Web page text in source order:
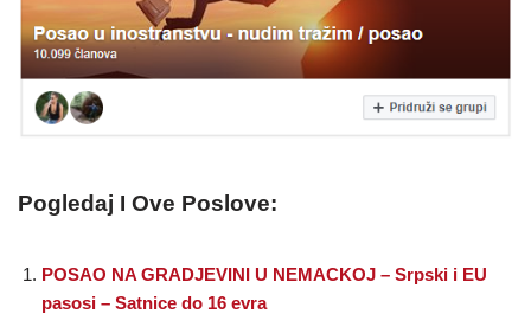
Pogledaj I Ove Poslove:
POSAO NA GRADJEVINI U NEMACKOJ – Srpski i EU
pasosi – Satnice do 16 evra